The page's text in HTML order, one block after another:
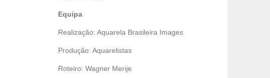
Equipa
Realização: Aquarela Brasileira Images
Produção: Aquarelistas
Roteiro: Wagner Merije